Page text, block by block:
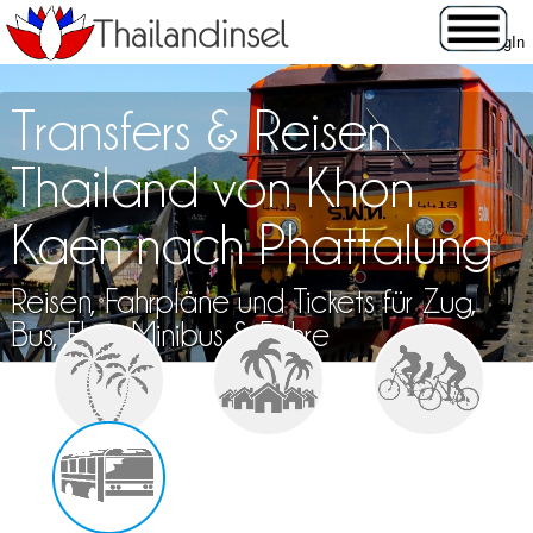
Transfers & Reisen
Thailand von Khon
Kaen nach Phattalung
Reisen, Fahrpläne und Tickets für Zug,
Bus, Flug, Minibus & Fähre